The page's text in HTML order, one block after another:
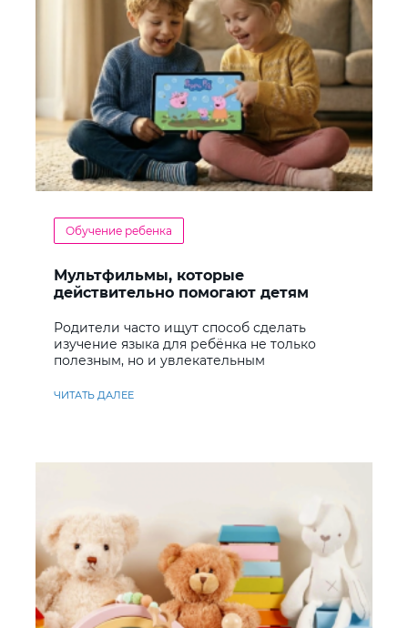
Обучение ребенка
Мультфильмы, которые
действительно помогают детям
Родители часто ищут способ сделать
изучение языка для ребёнка не только
полезным, но и увлекательным
ЧИТАТЬ ДАЛЕЕ